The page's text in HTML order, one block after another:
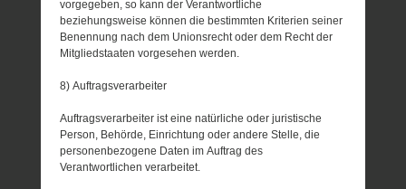
vorgegeben, so kann der Verantwortliche
beziehungsweise können die bestimmten Kriterien seiner
Benennung nach dem Unionsrecht oder dem Recht der
Mitgliedstaaten vorgesehen werden.
8) Auftragsverarbeiter
Auftragsverarbeiter ist eine natürliche oder juristische
Person, Behörde, Einrichtung oder andere Stelle, die
personenbezogene Daten im Auftrag des
Verantwortlichen verarbeitet.